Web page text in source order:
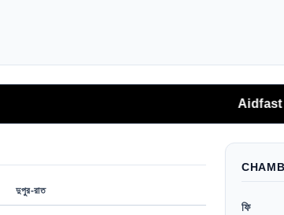
Aidfast অ্যাপ থেকে
দুপুর-রাত
ফি